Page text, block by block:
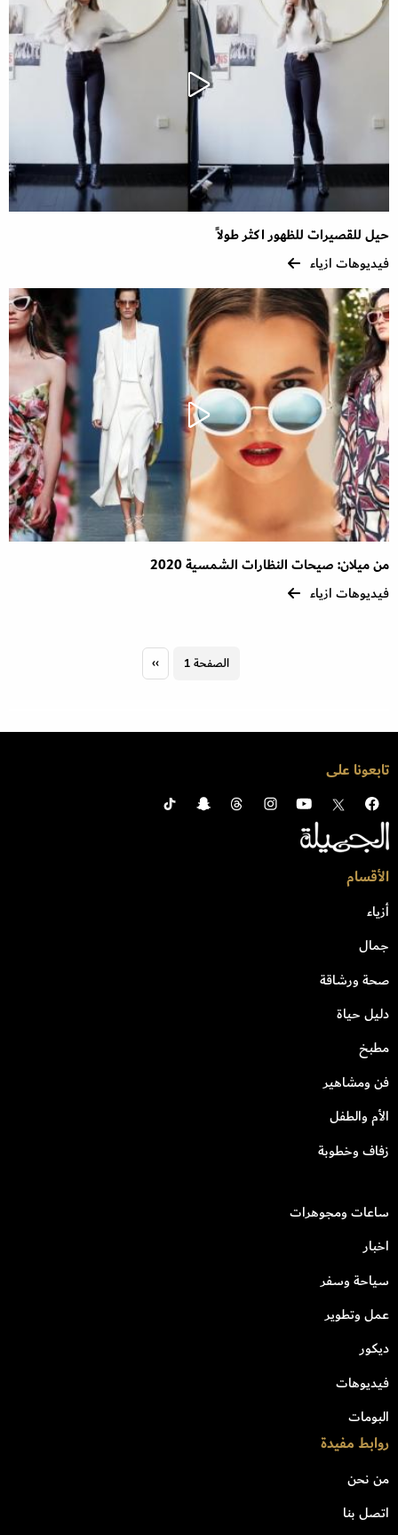
حيل للقصيرات للظهور اكثر طولاً
فيديوهات ازياء
من ميلان: صيحات النظارات الشمسية 2020
فيديوهات ازياء
الصفحة 1
الصفحة
››
تابعونا على
الأقسام
أزياء
جمال
صحة ورشاقة
دليل حياة
مطبخ
فن ومشاهير
الأم والطفل
زفاف وخطوبة
ساعات ومجوهرات
اخبار
سياحة وسفر
عمل وتطوير
ديكور
فيديوهات
البومات
روابط مفيدة
من نحن
اتصل بنا